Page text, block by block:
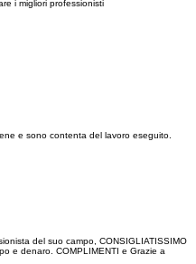
i migliori professionisti
e sono contenta del lavoro eseguito.
del suo campo, CONSIGLIATISSIMO
e denaro. COMPLIMENTI e Grazie a